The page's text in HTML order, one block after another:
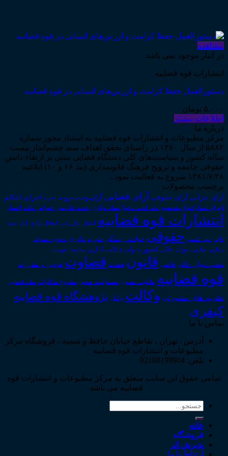
مشاهده
در انبار موجود نمی باشد
انتشارات قوه قضاییه
دستورالعمل حفظ کرامت و ارزش‌های انسانی در قوه قضاییه
۵,۰۰۰ تومان
اطلاعات بیشتر
درباره ما
مرکز مطبوعات و انتشارات قوه قضاییه به استناد مجوز شماره
۵۸۸۴ از سال ۱۳۸۰ در راستای تحقق اهداف سند چشم‌انداز بیست
ساله کشور و سیاست‌های کلی دستگاه قضایی مبنی بر ارتقاء دانش
حقوقی جامعه و ترویج فرهنگ قانونمداری (بند ۱۶ و ۱۰) ابلاغیه
۱۳۸۱/۷/۲۸ شروع به فعالیت نمود...
برچسب محصولات
آرای جزایی آرای حقوقی آرای قضایی آرای وحدت رویه اجاره اجرای احکام
اجرای اسناد احوال شخصیه ادله_اثبات_دعوا اسناد_تجاری اعاده_دادرسی اعتراض_ثالث اعسار
انتشارات قوه قضاییه انتقال_مال_غیر انحلال_نکاح بانک بیمه
تاجر حق_کسب حقوقی حوادث_رانندگی خلع_ید داوری دعاوی_تصرف
دعاوی_طاری دیوان عالی کشور دیوان عدالت اداری سقوط_تعهدات
شعب_دیوان_عالی قاضی قانون قضات قضاوت قوانین_و_مقررات
قوه قضاییه مالکیت_معنوی مسئولیت_مدنی مشروح مذاکرات نظام قضایی
نظریه_های_مشورتی وکالت وکیل پژوهشگاه قوه قضاییه
کیفری
تماس با ما
آدرس : تهران ، تقاطع خیابان حافظ و سمیه ، فروشگاه مرکز
مطبوعات و انتشارات قوه قضاییه
تلفن: 02188199904
تمامی حقوق این سایت متعلق به مرکز مطبوعات و انتشارات قوه
قضاییه می باشد .
جستجو
خانه
فروشگاه
پذیرش اثر
ارتباط با ما